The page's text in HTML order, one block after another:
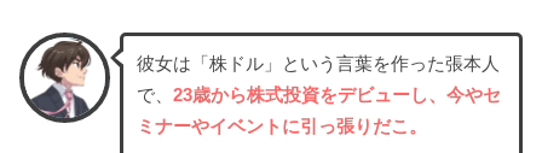
彼女は「株ドル」という言葉を作った張本人
で、 23歳から株式投資をデビューし、今やセ
ミナーやイベントに引っ張りだこ。